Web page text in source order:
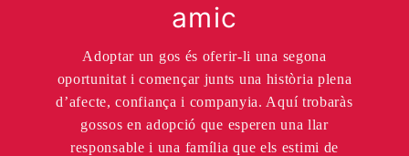
amic
Adoptar un gos és oferir-li una segona
oportunitat i començar junts una història plena
d’afecte, confiança i companyia. Aquí trobaràs
gossos en adopció que esperen una llar
responsable i una família que els estimi de